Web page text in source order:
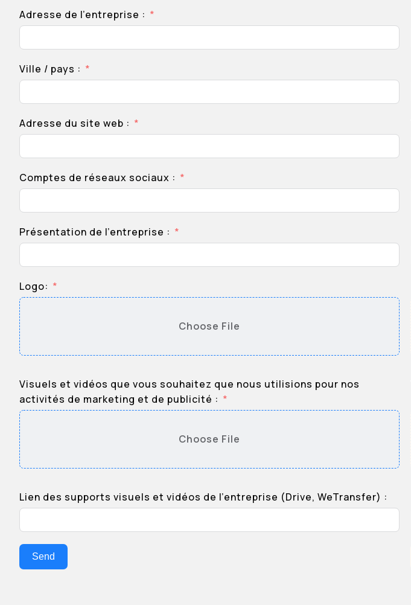
Adresse de l’entreprise :
Ville / pays :
Adresse du site web :
Comptes de réseaux sociaux :
Présentation de l’entreprise :
Logo:
Choose File
Visuels et vidéos que vous souhaitez que nous utilisions pour nos
activités de marketing et de publicité :
Choose File
Lien des supports visuels et vidéos de l’entreprise (Drive, WeTransfer) :
Send